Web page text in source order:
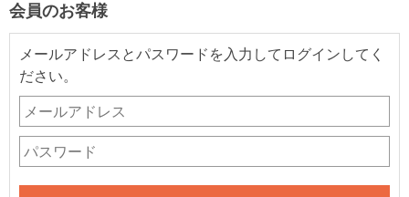
会員のお客様
メールアドレスとパスワードを入力してログインしてく
ださい。